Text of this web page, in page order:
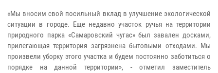
«Мы вносим свой посильный вклад в улучшение экологической
ситуации в городе. Еще недавно участок ручья на территории
природного парка «Самаровский чугас» был завален досками,
прилегающая территория загрязнена бытовыми отходами. Мы
произвели уборку этого участка и будем постоянно заботиться о
порядке на данной территории», - отметил заместитель